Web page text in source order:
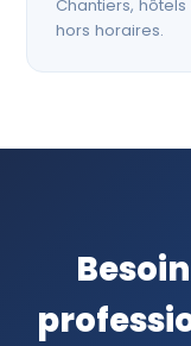
Chantiers,
hors horaires.